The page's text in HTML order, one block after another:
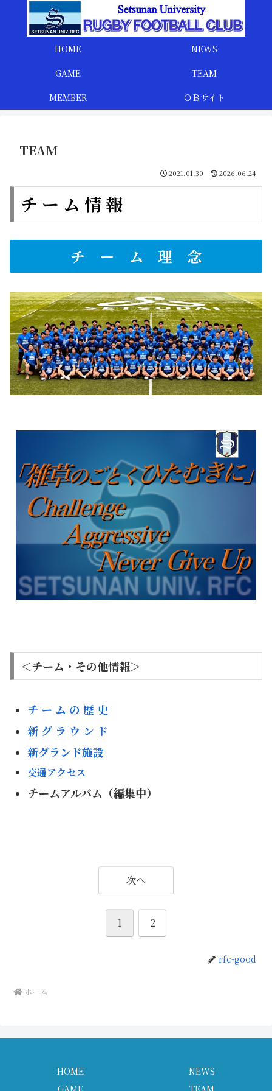
HOME
NEWS
GAME
TEAM
MEMBER
ＯＢサイト
TEAM
2021.01.30 2026.06.24
チ ー ム 情 報
チ ー ム 理 念
＜チーム・その他情報＞
チ ー ム の 歴 史
新 グ ラ ウ ン ド
新グランド施設
交通アクセス
チームアルバム（編集中）
次へ
1 2
rfc-good
ホーム
HOME
NEWS